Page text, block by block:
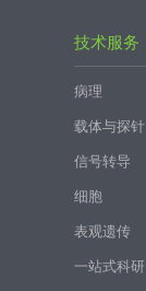
技术服务
病理
载体与探针
信号转导
细胞
表观遗传
一站式科研